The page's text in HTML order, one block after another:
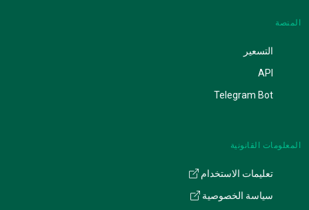
المنصة
التسعير
API
Telegram Bot
المعلومات القانونية
تعليمات الاستخدام
سياسة الخصوصية